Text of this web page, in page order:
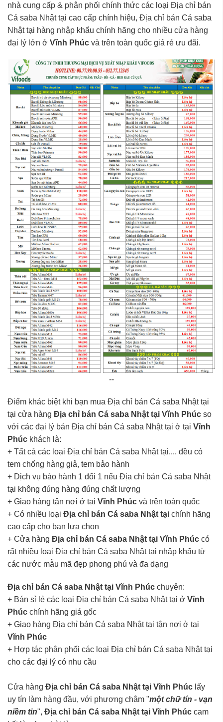
nhà cung cấp & phân phối chính thức các loại Địa chỉ bán
Cá saba Nhật tại cao cấp chính hiệu, Địa chỉ bán Cá saba
Nhật tại hàng nhập khẩu chính hãng cho nhiều cửa hàng
đại lý lớn ở Vĩnh Phúc và trên toàn quốc giá rẻ ưu đãi.
--
Điểm khác biệt khi bạn mua Địa chỉ bán Cá saba Nhật tại
tại cửa hàng Địa chỉ bán Cá saba Nhật tại Vĩnh Phúc so
với các đại lý bán Địa chỉ bán Cá saba Nhật tại ở tại Vĩnh
Phúc khách là:
+ Tất cả các loại Địa chỉ bán Cá saba Nhật tại.... đều có
tem chống hàng giả, tem bảo hành
+ Dịch vụ bảo hành 1 đổi 1 nếu Địa chỉ bán Cá saba Nhật
tại không đúng hàng đúng chất lượng
+ Giao hàng tận nơi ở tại Vĩnh Phúc và trên toàn quốc
+ Có nhiều loại Địa chỉ bán Cá saba Nhật tại chính hãng
cao cấp cho bạn lựa chọn
+ Cửa hàng Địa chỉ bán Cá saba Nhật tại Vĩnh Phúc có
rất nhiều loại Địa chỉ bán Cá saba Nhật tại nhập khẩu từ
các nước mẫu mã đẹp phong phú và đa dạng
Địa chỉ bán Cá saba Nhật tại Vĩnh Phúc chuyên:
+ Bán sỉ lẻ các loại Địa chỉ bán Cá saba Nhật tại ở Vĩnh
Phúc chính hãng giá gốc
+ Giao hàng Địa chỉ bán Cá saba Nhật tại tận nơi ở tại
Vĩnh Phúc
+ Hợp tác phân phối các loại Địa chỉ bán Cá saba Nhật tại
cho các đại lý có nhu cầu
Cửa hàng Địa chỉ bán Cá saba Nhật tại Vĩnh Phúc lấy
uy tín làm hàng đầu, với phương châm "một chữ tín - vạn
niềm tin", Địa chỉ bán Cá saba Nhật tại Vĩnh Phúc cam